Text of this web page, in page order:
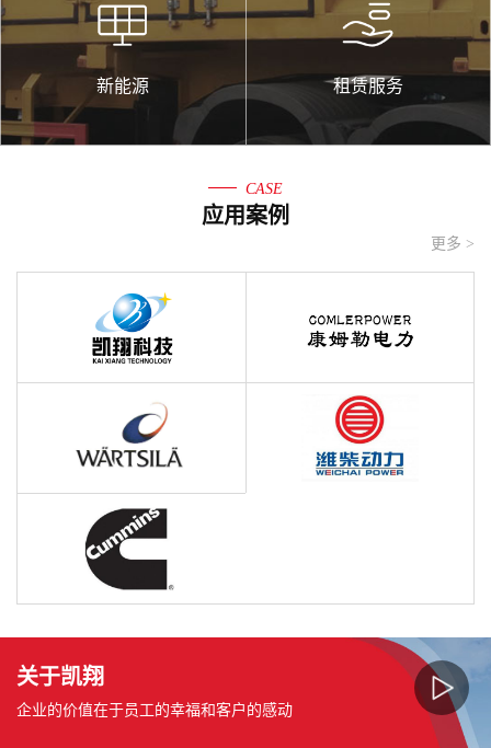
中心的稳定运行保驾护航，助
力数字经济的蓬勃发展。
新能源 租赁服务
CASE
应用案例
更多 >
关于凯翔
企业的价值在于员工的幸福和客户的感动